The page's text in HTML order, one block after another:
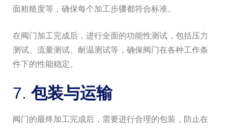
面粗糙度等，确保每个加工步骤都符合标准。
在阀门加工完成后，进行全面的功能性测试，包括压力
测试、流量测试、耐温测试等，确保阀门在各种工作条
件下的性能稳定。
7. 包装与运输
阀门的最终加工完成后，需要进行合理的包装，防止在